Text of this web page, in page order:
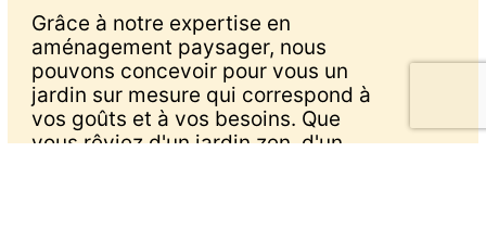
Grâce à notre expertise en
aménagement paysager, nous
pouvons concevoir pour vous un
jardin sur mesure qui correspond à
vos goûts et à vos besoins. Que
vous rêviez d'un jardin zen, d'un